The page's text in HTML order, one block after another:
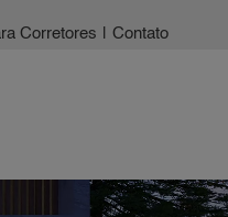
Corretores Contato